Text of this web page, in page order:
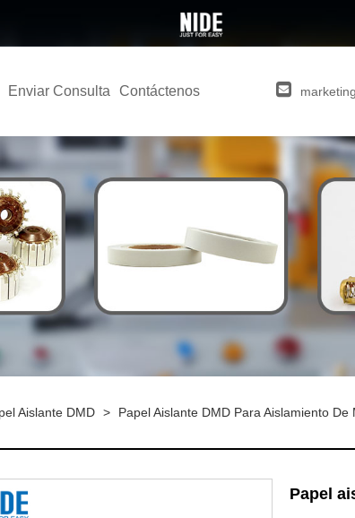
Enviar Consulta Contáctenos
Aislante DMD > Papel Aislante DMD Para Aislamiento De
Papel